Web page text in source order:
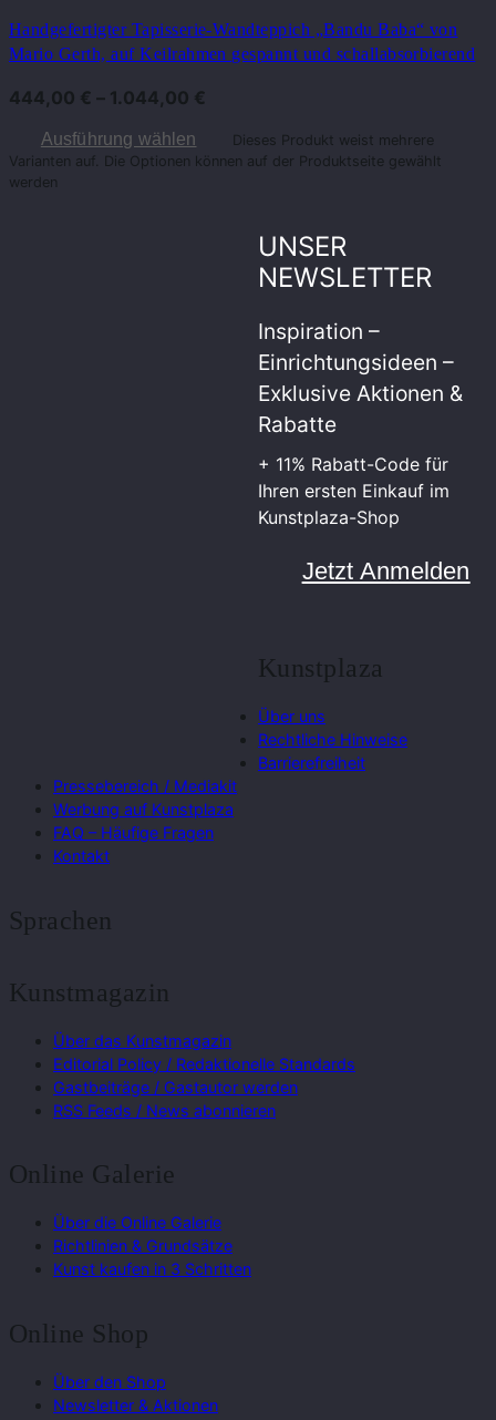
Handgefertigter Tapisserie-Wandteppich „Bandu Baba“ von
Mario Gerth, auf Keilrahmen gespannt und schallabsorbierend
444,00 € – 1.044,00 €
Ausführung wählen
Dieses Produkt weist mehrere
Varianten auf. Die Optionen können auf der Produktseite gewählt
werden
UNSER
NEWSLETTER
Inspiration –
Einrichtungsideen –
Exklusive Aktionen &
Rabatte
+ 11% Rabatt-Code für
Ihren ersten Einkauf im
Kunstplaza-Shop
Jetzt Anmelden
Kunstplaza
Über uns
Rechtliche Hinweise
Barrierefreiheit
Pressebereich / Mediakit
Werbung auf Kunstplaza
FAQ – Häufige Fragen
Kontakt
Sprachen
Kunstmagazin
Über das Kunstmagazin
Editorial Policy / Redaktionelle Standards
Gastbeiträge / Gastautor werden
RSS Feeds / News abonnieren
Online Galerie
Über die Online Galerie
Richtlinien & Grundsätze
Kunst kaufen in 3 Schritten
Online Shop
Über den Shop
Newsletter & Aktionen